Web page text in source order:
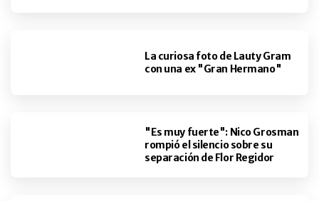
La curiosa foto de Lauty Gram
con una ex "Gran Hermano"
"Es muy fuerte": Nico Grosman
rompió el silencio sobre su
separación de Flor Regidor